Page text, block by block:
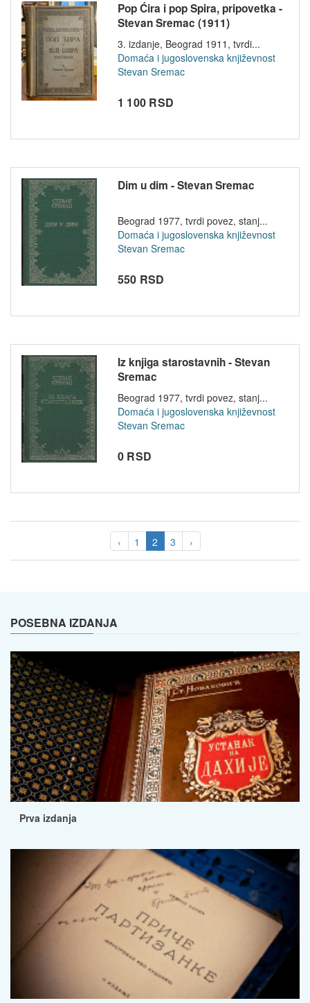
Pop Ćira i pop Spira, pripovetka -
Stevan Sremac (1911)
3. izdanje, Beograd 1911, tvrdi...
Domaća i jugoslovenska književnost
Stevan Sremac
1 100 RSD
Dim u dim - Stevan Sremac
Beograd 1977, tvrdi povez, stanj...
Domaća i jugoslovenska književnost
Stevan Sremac
550 RSD
Iz knjiga starostavnih - Stevan
Sremac
Beograd 1977, tvrdi povez, stanj...
Domaća i jugoslovenska književnost
Stevan Sremac
0 RSD
‹ 1 2 3 ›
POSEBNA IZDANJA
Prva izdanja